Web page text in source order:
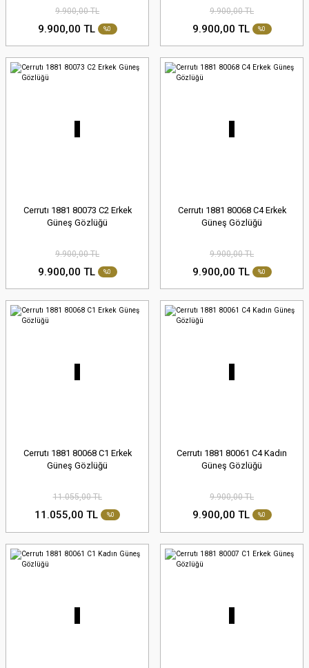
9.900,00 TL
9.900,00 TL %0
9.900,00 TL
9.900,00 TL %0
Cerrutı 1881 80073 C2 Erkek
Güneş Gözlüğü
9.900,00 TL
9.900,00 TL %0
Cerrutı 1881 80068 C4 Erkek
Güneş Gözlüğü
9.900,00 TL
9.900,00 TL %0
Cerrutı 1881 80068 C1 Erkek
Güneş Gözlüğü
11.055,00 TL
11.055,00 TL %0
Cerrutı 1881 80061 C4 Kadın
Güneş Gözlüğü
9.900,00 TL
9.900,00 TL %0